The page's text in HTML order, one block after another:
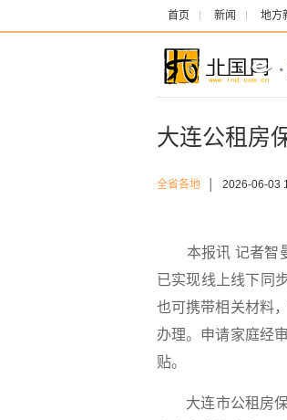
首页 新闻 地方
大连公租房
全省各地 2026-06-03
本报讯 记者智曼
已实现线上线下同
也可携带相关材料
办理。申请家庭经
贴。
大连市公租房保